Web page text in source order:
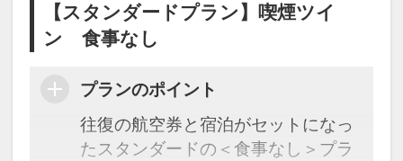
【スタンダードプラン】喫煙ツイ
ン 食事なし
プランのポイント
往復の航空券と宿泊がセットになっ
たスタンダードの＜食事なし＞プラ